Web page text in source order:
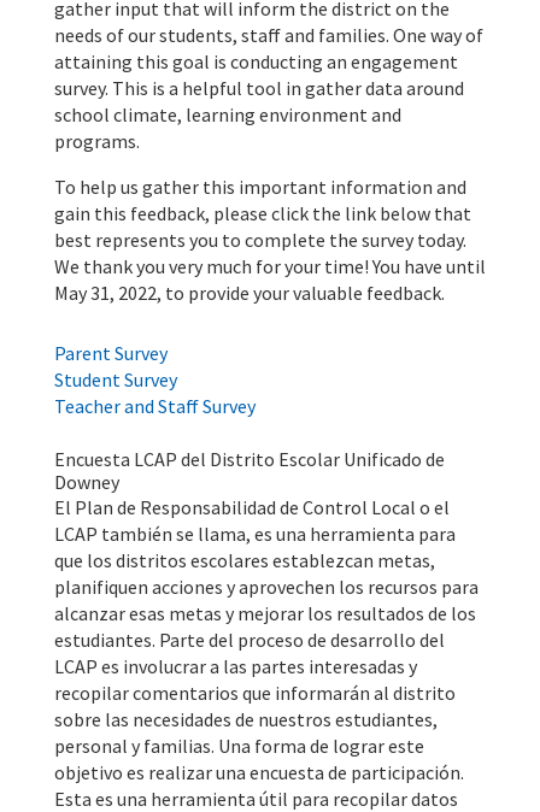
gather input that will inform the district on the
needs of our students, staff and families. One way of
attaining this goal is conducting an engagement
survey. This is a helpful tool in gather data around
school climate, learning environment and
programs.
To help us gather this important information and
gain this feedback, please click the link below that
best represents you to complete the survey today.
We thank you very much for your time! You have until
May 31, 2022, to provide your valuable feedback.
Parent Survey
Student Survey
Teacher and Staff Survey
Encuesta LCAP del Distrito Escolar Unificado de
Downey
El Plan de Responsabilidad de Control Local o el
LCAP también se llama, es una herramienta para
que los distritos escolares establezcan metas,
planifiquen acciones y aprovechen los recursos para
alcanzar esas metas y mejorar los resultados de los
estudiantes. Parte del proceso de desarrollo del
LCAP es involucrar a las partes interesadas y
recopilar comentarios que informarán al distrito
sobre las necesidades de nuestros estudiantes,
personal y familias. Una forma de lograr este
objetivo es realizar una encuesta de participación.
Esta es una herramienta útil para recopilar datos